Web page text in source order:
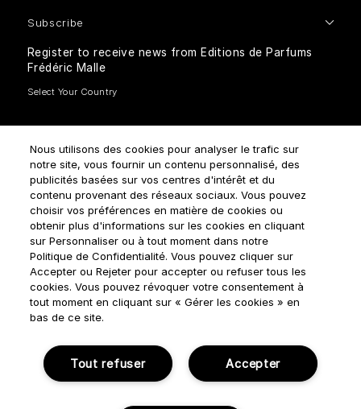
Subscribe
Register to receive news from Editions de Parfums
Frédéric Malle
How do we use your data?
Terms & Conditions Privacy Policy Cookie Settings
© NOUVELLES ÉDITIONS DE PARFUMS 2018
Nous utilisons des cookies pour analyser le trafic sur
notre site, vous fournir un contenu personnalisé, des
publicités basées sur vos centres d'intérêt et du
contenu provenant des réseaux sociaux. Vous pouvez
choisir vos préférences en matière de cookies ou
obtenir plus d'informations sur les cookies en cliquant
sur Personnaliser ou à tout moment dans notre
Politique de Confidentialité. Vous pouvez cliquer sur
Accepter ou Rejeter pour accepter ou refuser tous les
cookies. Vous pouvez révoquer votre consentement à
tout moment en cliquant sur « Gérer les cookies » en
bas de ce site.
Accepter
Tout refuser